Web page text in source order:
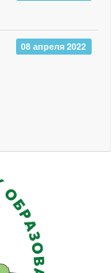
08 апреля 2022